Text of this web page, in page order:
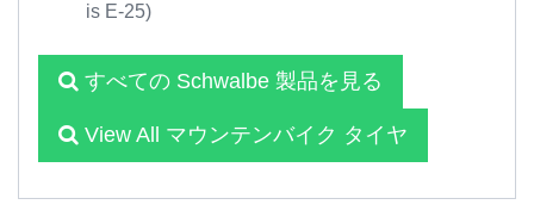
is E-25)
すべての Schwalbe 製品を見る
View All マウンテンバイク タイヤ